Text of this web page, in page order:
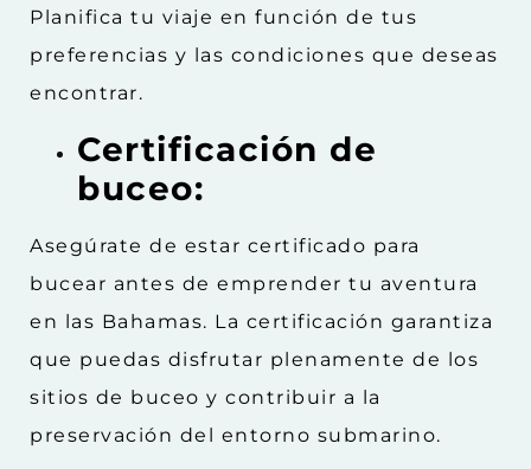
Planifica tu viaje en función de tus
preferencias y las condiciones que deseas
encontrar.
Certificación de
buceo:
Asegúrate de estar certificado para
bucear antes de emprender tu aventura
en las Bahamas. La certificación garantiza
que puedas disfrutar plenamente de los
sitios de buceo y contribuir a la
preservación del entorno submarino.